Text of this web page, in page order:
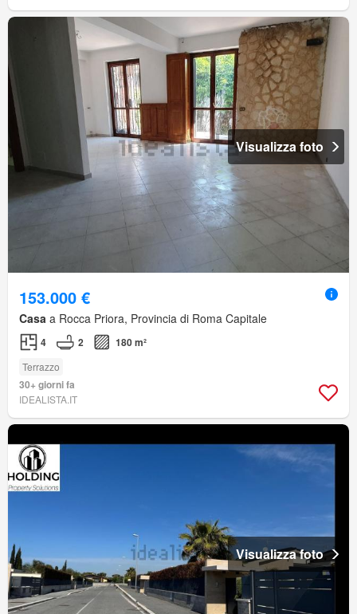
Visualizza foto
153.000 €
Casa a Rocca Priora, Provincia di Roma Capitale
4 2 180 m²
Terrazzo
30+ giorni fa
IDEALISTA.IT
Visualizza foto